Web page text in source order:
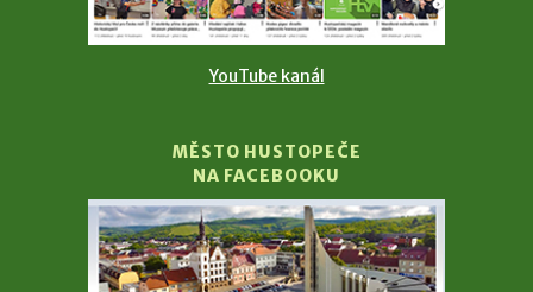
YouTube kanál
MĚSTO HUSTOPEČE
NA FACEBOOKU